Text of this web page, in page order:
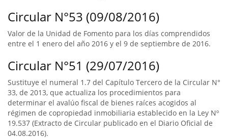
Circular N°53 (09/08/2016)
Valor de la Unidad de Fomento para los días comprendidos
entre el 1 enero del año 2016 y el 9 de septiembre de 2016.
Circular N°51 (29/07/2016)
Sustituye el numeral 1.7 del Capítulo Tercero de la Circular N°
33, de 2013, que actualiza los procedimientos para
determinar el avalúo fiscal de bienes raíces acogidos al
régimen de copropiedad inmobiliaria establecido en la Ley Nº
19.537 (Extracto de Circular publicado en el Diario Oficial de
04.08.2016).